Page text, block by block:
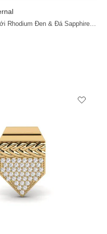
+1114K Vàng Trắng với Rhodium Đen & Đá Sapphire Đen